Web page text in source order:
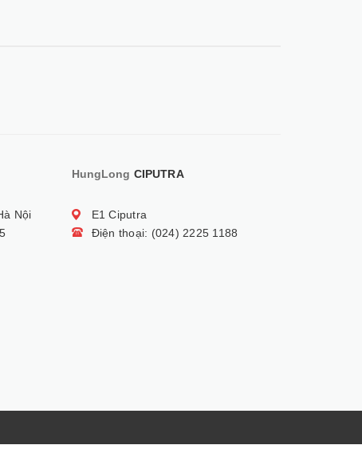
Nội
HungLong CIPUTRA
E1 Ciputra
Điện thoại: (024) 2225 1188